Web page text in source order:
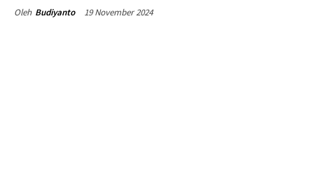
Oleh Budiyanto 19 November 2024